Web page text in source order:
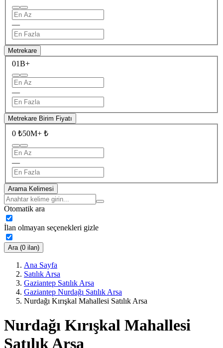
—
Metrekare
01B+
—
Metrekare Birim Fiyatı
0 ₺50M+ ₺
—
Arama Kelimesi
Otomatik ara
İlan olmayan seçenekleri gizle
Ara (0 ilan)
Ana Sayfa
Satılık Arsa
Gaziantep Satılık Arsa
Gaziantep Nurdağı Satılık Arsa
Nurdağı Kırışkal Mahallesi Satılık Arsa
Nurdağı Kırışkal Mahallesi
Satılık Arsa